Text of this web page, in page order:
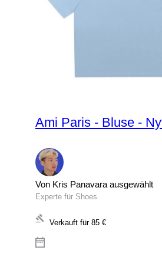
Ami Paris - Bluse -
Von Kris Panavara ausgewählt
Experte für Shoes
Verkauft für 85 €